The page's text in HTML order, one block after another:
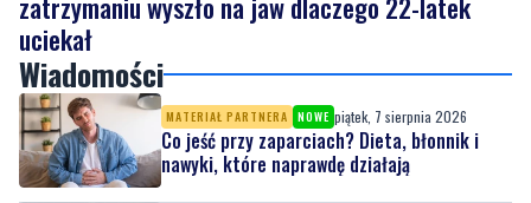
uciekał
Wiadomości
MATERIAŁ PARTNERA NOWE piątek, 7 sierpnia 2026
Co jeść przy zaparciach? Dieta, błonnik i
nawyki, które naprawdę działają